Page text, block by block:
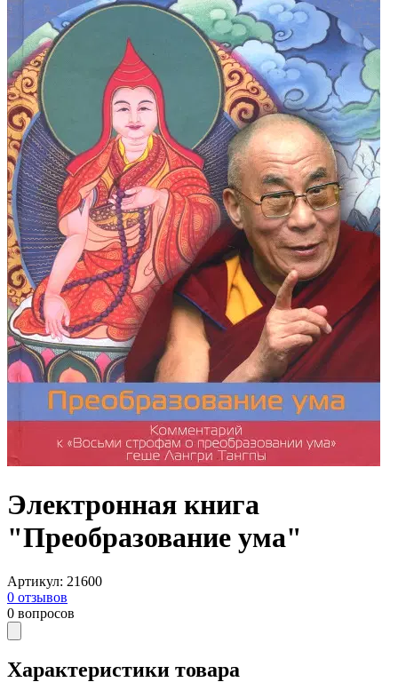
Электронная книга
"Преобразование ума"
Артикул: 21600
0 отзывов
0 вопросов
Характеристики товара